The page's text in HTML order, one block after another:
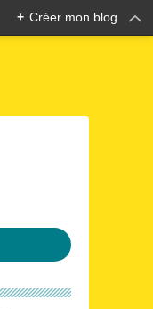
+ Créer mon blog